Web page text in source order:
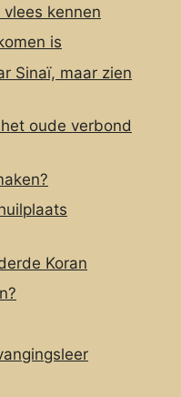
kennen
is
Sinaï, maar zien
oude verbond
Koran